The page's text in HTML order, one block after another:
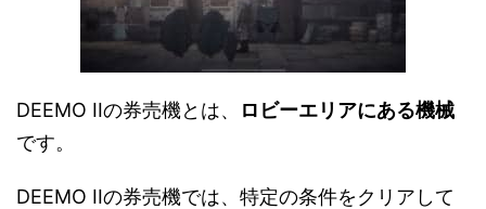
DEEMO IIの券売機とは、
ロビーエリアにある機械
です。
DEEMO IIの券売機では、特定の条件をクリアして